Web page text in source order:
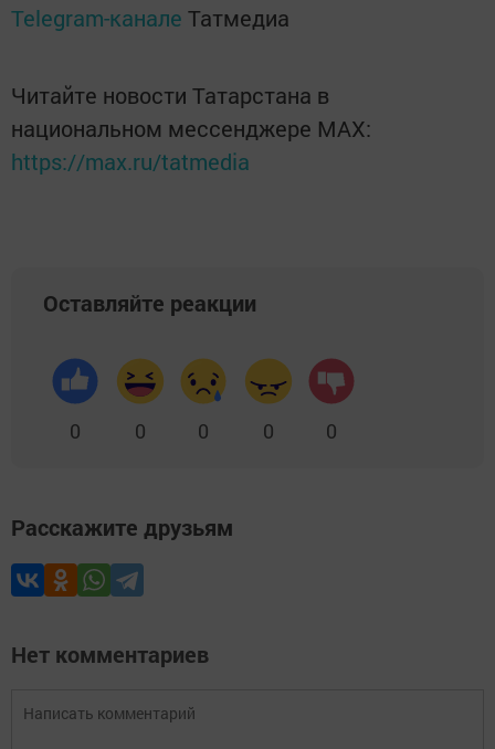
Telegram-канале Татмедиа
Читайте новости Татарстана в
национальном мессенджере MАХ:
https://max.ru/tatmedia
Оставляйте реакции
0 0 0 0 0
Расскажите друзьям
Нет комментариев